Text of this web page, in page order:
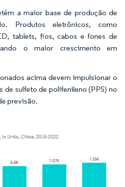
a maior base de produção de
Produtos eletrônicos, como
tablets, fios, cabos e fones de
o maior crescimento em
acima devem impulsionar o
sulfeto de polifenileno (PPS) no
previsão.